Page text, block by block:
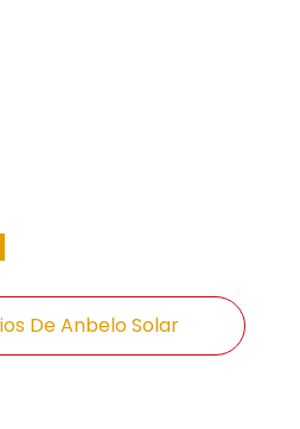
De Anbelo Solar